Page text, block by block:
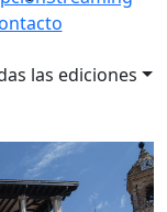
las ediciones